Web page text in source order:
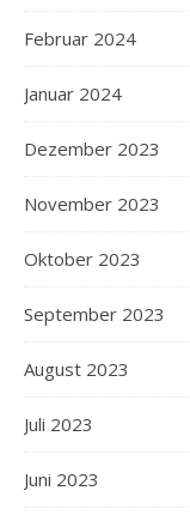
Februar 2024
Januar 2024
Dezember 2023
November 2023
Oktober 2023
September 2023
August 2023
Juli 2023
Juni 2023